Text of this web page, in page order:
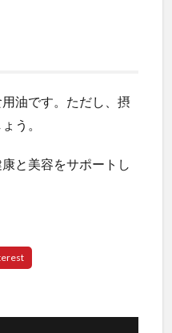
油です。ただし、摂
う。
と美容をサポートし